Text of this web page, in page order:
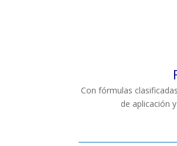
Con fórmulas
de aplicación